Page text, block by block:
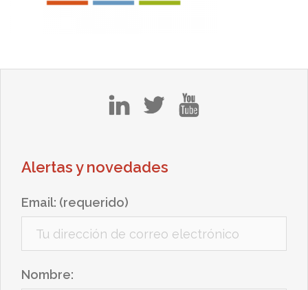
Alertas y novedades
Email: (requerido)
Nombre: